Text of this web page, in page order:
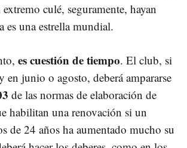
culé, seguramente, hayan
es una estrella mundial.
es cuestión de tiempo. El club, si
en junio o agosto, deberá ampararse
de las normas de elaboración de
habilitan una renovación si un
de 24 años ha aumentado mucho su